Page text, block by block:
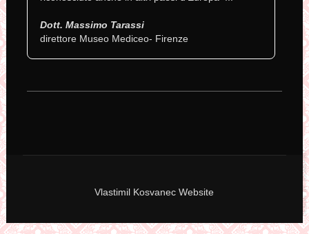
Dott. Massimo Tarassi
direttore Museo Mediceo- Firenze
Vlastimil Kosvanec Website